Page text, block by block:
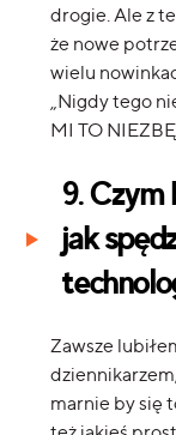
drogie. Ale z
że nowe
wielu
„Nigdy tego
MI TO
9. Czym
jak
Zawsze
marnie by się